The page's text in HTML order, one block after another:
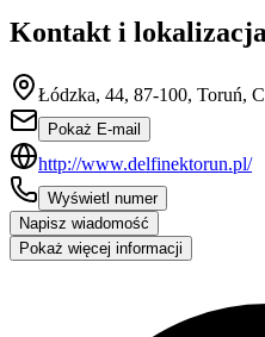
Kontakt i lokalizacja
Łódzka, 44, 87-100, Toruń,
Pokaż E-mail
http://www.delfinektorun.pl/
Wyświetl numer
Napisz wiadomość
Pokaż więcej informacji